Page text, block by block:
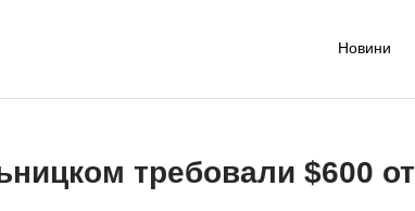
Новини
требовали $600 от